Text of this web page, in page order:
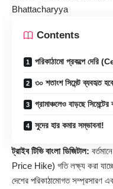
Bhattacharyya
Contents
পরিকাঠামো প্রকল্পে
৩০ শতাংশ সিমেন্ট
গ্রামাঞ্চলেও বাড়ছে সিমেন্টের
সুদের হার কমার সম্ভাবনা!
ট্রাইব টিভি বাংলা ডিজিটাল:
Price Hike) গতি লক্ষ্য করা
দেশের পরিকাঠামোগত সম্প্রসারণ